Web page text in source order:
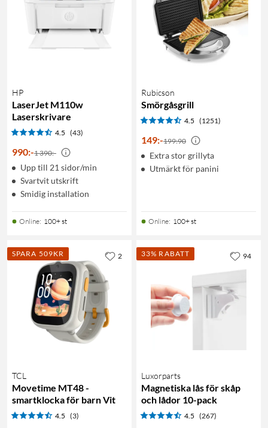
HP
LaserJet M110w
Laserskrivare
4.5 (43)
990:-1 390:-
Upp till 21 sidor/min
Svartvit utskrift
Smidig installation
Online: 100+ st
Rubicson
Smörgåsgrill
4.5 (1251)
149:-199:90
Extra stor grillyta
Utmärkt för panini
Online: 100+ st
SPARA 509KR
TCL
Movetime MT48 -
smartklocka för barn Vit
4.5 (3)
2 33% RABATT
Luxorparts
Magnetiska lås för skåp
och lådor 10-pack
4.5 (267)
94